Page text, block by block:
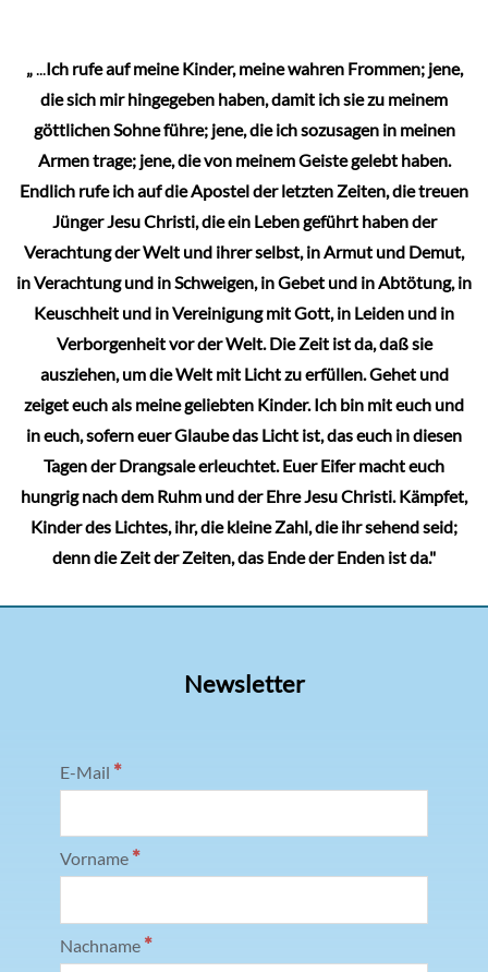
„... Ich rufe auf meine Kinder, meine wahren Frommen; jene,
die sich mir hingegeben haben, damit ich sie zu meinem
göttlichen Sohne führe; jene, die ich sozusagen in meinen
Armen trage; jene, die von meinem Geiste gelebt haben.
Endlich rufe ich auf die Apostel der letzten Zeiten, die treuen
Jünger Jesu Christi, die ein Leben geführt haben der
Verachtung der Welt und ihrer selbst, in Armut und Demut,
in Verachtung und in Schweigen, in Gebet und in Abtötung, in
Keuschheit und in Vereinigung mit Gott, in Leiden und in
Verborgenheit vor der Welt. Die Zeit ist da, daß sie
ausziehen, um die Welt mit Licht zu erfüllen. Gehet und
zeiget euch als meine geliebten Kinder. Ich bin mit euch und
in euch, sofern euer Glaube das Licht ist, das euch in diesen
Tagen der Drangsale erleuchtet. Euer Eifer macht euch
hungrig nach dem Ruhm und der Ehre Jesu Christi. Kämpfet,
Kinder des Lichtes, ihr, die kleine Zahl, die ihr sehend seid;
denn die Zeit der Zeiten, das Ende der Enden ist da."
Newsletter
E-Mail *
Vorname *
Nachname *